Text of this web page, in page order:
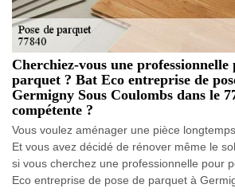
Cherchiez-vous une professionnelle
parquet ? Bat Eco entreprise de
Germigny Sous Coulombs dans le
compétente ?
Vous voulez aménager une pièce
Et vous avez décidé de rénover même le
si vous cherchez une professionnelle pour
Eco entreprise de pose de parquet à